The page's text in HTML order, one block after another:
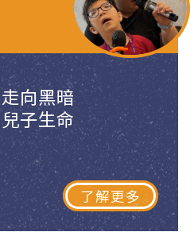
向黑暗
子生命
了解更多